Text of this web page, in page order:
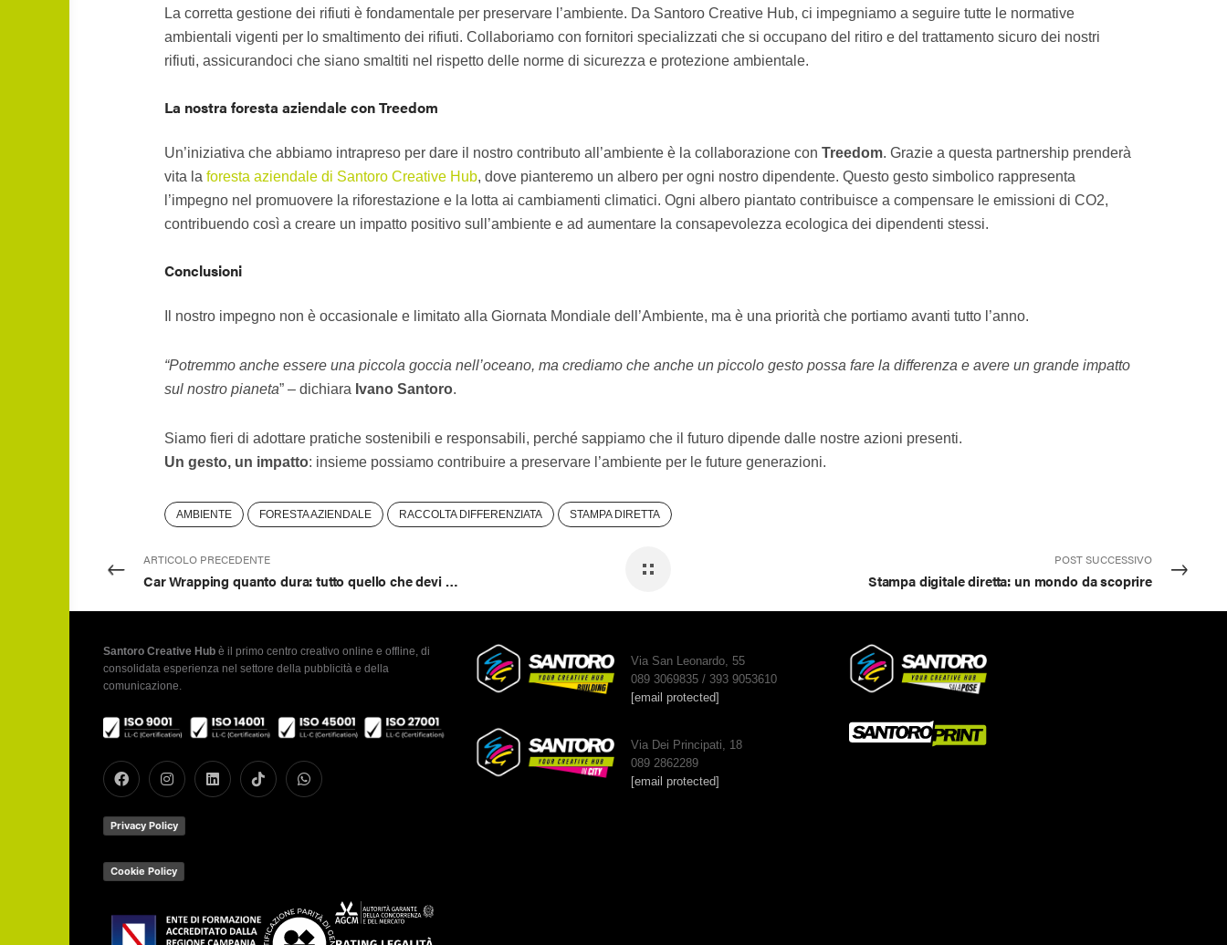
La corretta gestione dei rifiuti è fondamentale per preservare l’ambiente. Da Santoro Creative Hub, ci impegniamo a seguire tutte le normative
ambientali vigenti per lo smaltimento dei rifiuti. Collaboriamo con fornitori specializzati che si occupano del ritiro e del trattamento sicuro dei nostri
rifiuti, assicurandoci che siano smaltiti nel rispetto delle norme di sicurezza e protezione ambientale.
La nostra foresta aziendale con Treedom
Un’iniziativa che abbiamo intrapreso per dare il nostro contributo all’ambiente è la collaborazione con Treedom. Grazie a questa partnership prenderà
vita la foresta aziendale di Santoro Creative Hub, dove pianteremo un albero per ogni nostro dipendente. Questo gesto simbolico rappresenta
l’impegno nel promuovere la riforestazione e la lotta ai cambiamenti climatici. Ogni albero piantato contribuisce a compensare le emissioni di CO2,
contribuendo così a creare un impatto positivo sull’ambiente e ad aumentare la consapevolezza ecologica dei dipendenti stessi.
Conclusioni
Il nostro impegno non è occasionale e limitato alla Giornata Mondiale dell’Ambiente, ma è una priorità che portiamo avanti tutto l’anno.
“Potremmo anche essere una piccola goccia nell’oceano, ma crediamo che anche un piccolo gesto possa fare la differenza e avere un grande impatto
sul nostro pianeta” – dichiara Ivano Santoro.
Siamo fieri di adottare pratiche sostenibili e responsabili, perché sappiamo che il futuro dipende dalle nostre azioni presenti.
Un gesto, un impatto: insieme possiamo contribuire a preservare l’ambiente per le future generazioni.
AMBIENTE FORESTA AZIENDALE RACCOLTA DIFFERENZIATA STAMPA DIRETTA
ARTICOLO PRECEDENTE
Car Wrapping quanto dura: tutto quello che devi sapere
POST SUCCESSIVO
Stampa digitale diretta: un mondo da scoprire
Santoro Creative Hubè il primo centro creativo online e offline, di
consolidata esperienza nel settore della pubblicità e della
comunicazione.
Privacy Policy
Cookie Policy
Via San Leonardo, 55
089 3069835 / 393 9053610
[email protected]
Via Dei Principati, 18
089 2862289
[email protected]